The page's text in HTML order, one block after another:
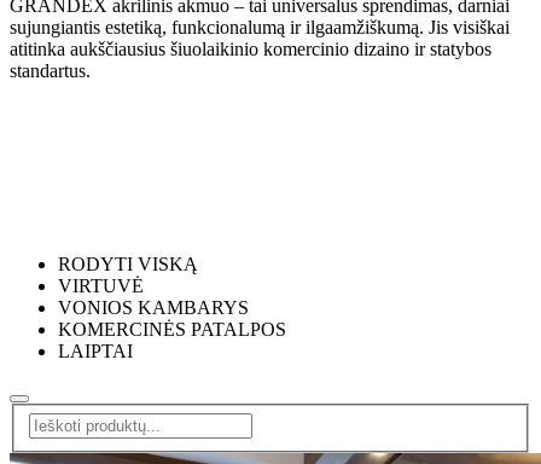
GRANDEX akrilinis akmuo – tai universalus sprendimas, darniai
sujungiantis estetiką, funkcionalumą ir ilgaamžiškumą. Jis visiškai
atitinka aukščiausius šiuolaikinio komercinio dizaino ir statybos
standartus.
RODYTI VISKĄ
VIRTUVĖ
VONIOS KAMBARYS
KOMERCINĖS PATALPOS
LAIPTAI